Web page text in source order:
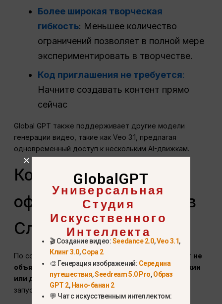
Более широкая творческая
гибкость: Меньшее количество
ограничений позволяет в полной мере
экспериментировать в творчестве.
Код приглашения не требуется:
Начните создавать контент прямо
сейчас
Global GPT также поддерживает другие модели
генерации видео, такие как Veo 3.1, предлагая
одновременный доступ к нескольким AI-движкам.
Когда Sora 2
официально запустят в
Словакии?
По состоянию на октябрь 2025 года OpenAI имеет не
объявлено о дате публичного запуска в Словакии
или других европейских странах. Официальный
запуск будет зависеть от:
GlobalGPT
Универсальная
Студия
Искусственного
Интеллекта
🎬 Создание видео:Seedance 2.0,Veo 3.1,
Клинг 3.0,Сора 2
🎨 Генерация изображений: Середина
путешествия,Seedream 5.0 Pro,Образ
GPT 2,Нано-банан 2
💬 Чат с искусственным интеллектом: